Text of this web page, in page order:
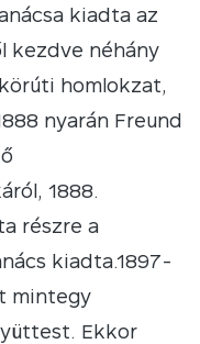
kiadta az
kezdve néhány
homlokzat,
nyarán Freund
1888.
részre a
kiadta.1897-
mintegy
Ekkor